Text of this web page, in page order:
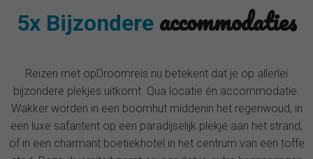
5x Bijzondere accommodaties
Reizen met opDroomreis.nu betekent dat je op allerlei
bijzondere plekjes uitkomt. Qua locatie én accommodatie.
Wakker worden in een boomhut middenin het regenwoud, in
een luxe safaritent op een paradijselijk plekje aan het strand,
of in een charmant boetiekhotel in het centrum van een toffe